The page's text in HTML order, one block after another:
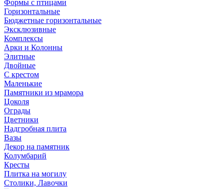
Формы с птицами
Горизонтальные
Бюджетные горизонтальные
Эксклюзивные
Комплексы
Арки и Колонны
Элитные
Двойные
С крестом
Маленькие
Памятники из мрамора
Цоколя
Ограды
Цветники
Надгробная плита
Вазы
Декор на памятник
Колумбарий
Кресты
Плитка на могилу
Столики, Лавочки